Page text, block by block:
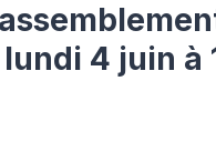
4 juin à